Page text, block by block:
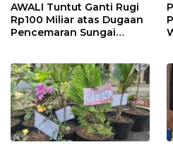
AWALI Tuntut Ganti Rugi
Rp100 Miliar atas Dugaan
Pencemaran Sungai